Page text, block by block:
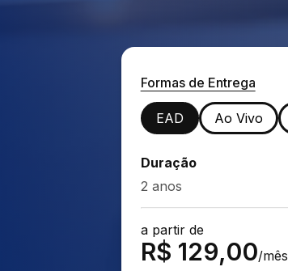
Formas de Entrega
EAD Ao Vivo
Duração
2 anos
a partir de
R$ 129,00/mês